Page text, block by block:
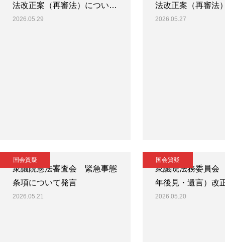
法改正案（再審法）につい…
2026.05.29
法改正案（再審法
2026.05.27
国会質疑
衆議院憲法審査会 緊急事態
条項について発言
2026.05.21
国会質疑
衆議院法務委員
年後見・遺言）改
2026.05.20